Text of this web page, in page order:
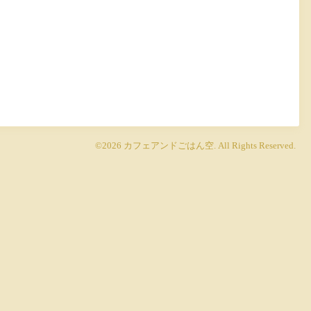
©2026 カフェアンドごはん空. All Rights Reserved.